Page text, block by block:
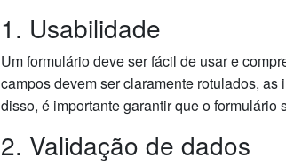
1. Usabilidade
Um formulário deve ser fácil de usar e
campos devem ser claramente rotulados,
disso, é importante garantir que o
2. Validação de dados